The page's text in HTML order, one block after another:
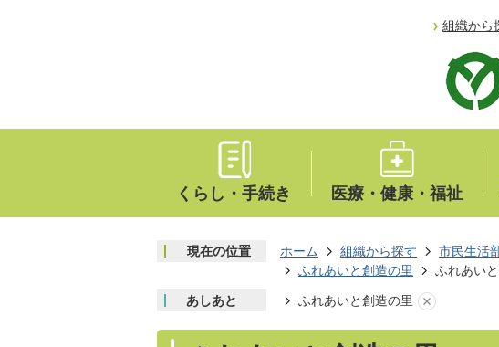
組織から
くらし・手続き 医療・健康・福祉
現在の位置 ホーム 組織から探す 市民生活
ふれあいと創造の里
ふれあい
あしあと ふれあいと創造の里